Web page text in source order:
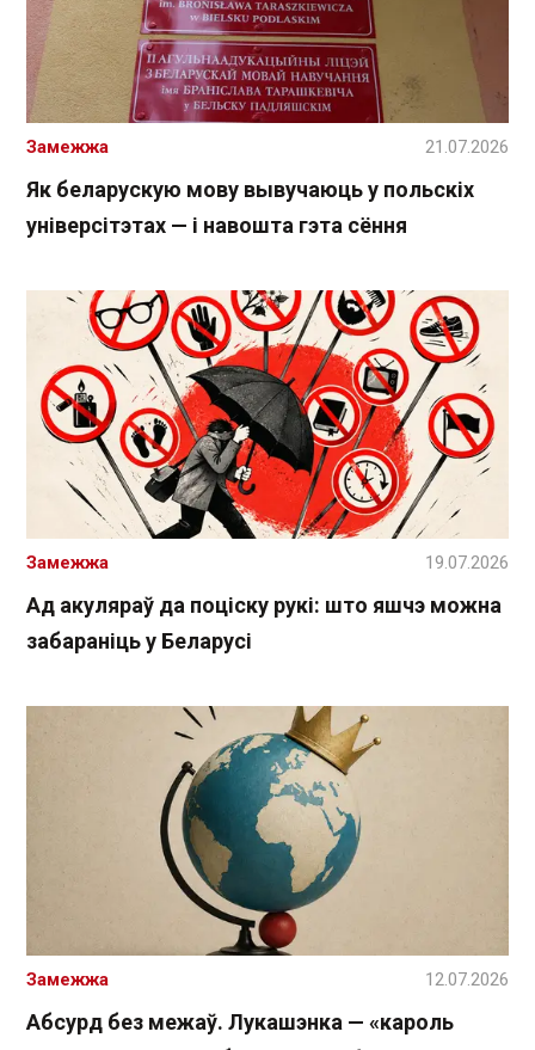
Як беларускую мову вывучаюць у польскіх
універсітэтах — і навошта гэта сёння
Замежжа 21.07.2026
Ад акуляраў да поціску рукі: што яшчэ можна
забараніць у Беларусі
Замежжа 19.07.2026
Абсурд без межаў. Лукашэнка — «кароль
Замежжа 12.07.2026